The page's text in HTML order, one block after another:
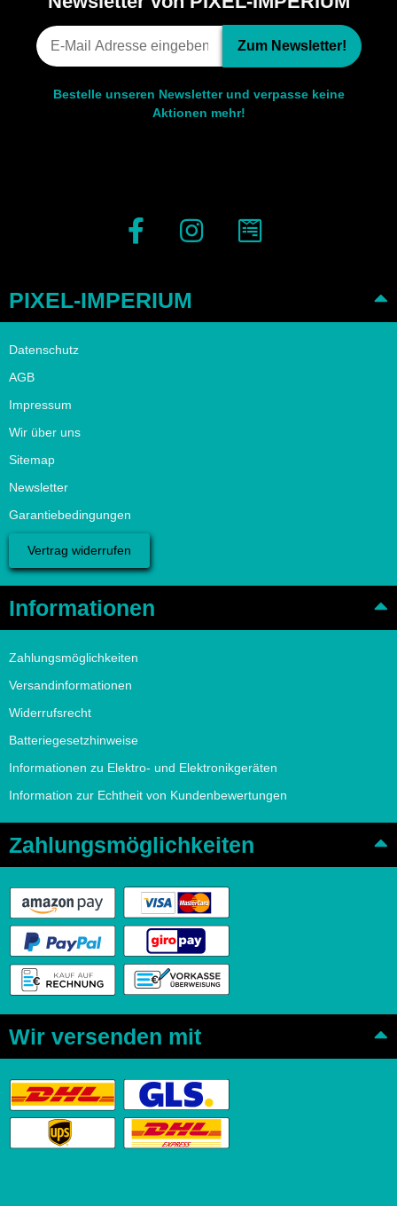
Zum Newsletter!
Bestelle unseren Newsletter und verpasse keine
Aktionen mehr!
PIXEL-IMPERIUM
Datenschutz
AGB
Impressum
Wir über uns
Sitemap
Newsletter
Garantiebedingungen
Vertrag widerrufen
Informationen
Zahlungsmöglichkeiten
Versandinformationen
Widerrufsrecht
Batteriegesetzhinweise
Informationen zu Elektro- und Elektronikgeräten
Information zur Echtheit von Kundenbewertungen
Zahlungsmöglichkeiten
Wir versenden mit